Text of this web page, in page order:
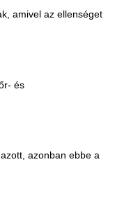
amivel az ellenséget
és
azonban ebbe a